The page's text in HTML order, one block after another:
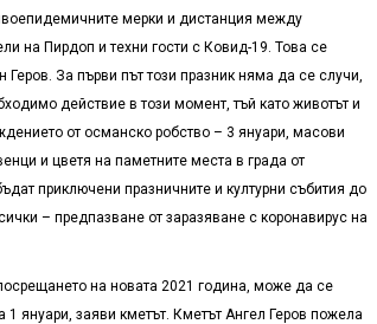
мерки и дистанция между
на Пирдоп и техни гости с Ковид-19. Това се
За първи път този празник няма да се случи,
действие в този момент, тъй като животът и
от османско робство – 3 януари, масови
и цветя на паметните места в града от
приключени празничните и културни събития до
– предпазване от заразяване с коронавирус на
на новата 2021 година, може да се
януари, заяви кметът. Кметът Ангел Геров пожела